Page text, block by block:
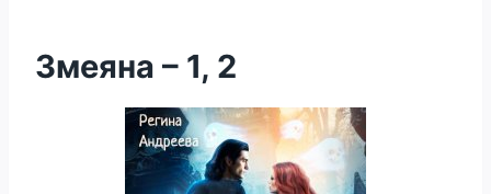
Змеяна – 1, 2